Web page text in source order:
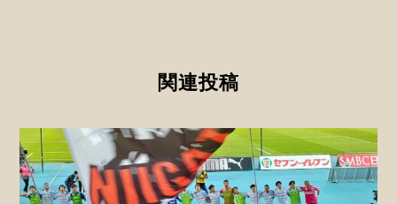
関連投稿